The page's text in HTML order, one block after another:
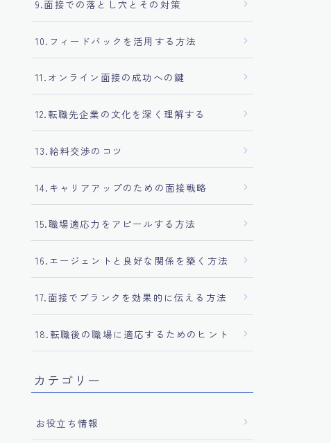
9.面接での落とし穴とその対策
10.フィードバックを活用する方法
11.オンライン面接の成功への鍵
12.転職先企業の文化を深く理解する
13.給料交渉のコツ
14.キャリアアップのための面接戦略
15.職場適応力をアピールする方法
16.エージェントと良好な関係を築く方法
17.面接でブランクを効果的に伝える方法
18.転職後の職場に適応するためのヒント
カテゴリー
お役立ち情報